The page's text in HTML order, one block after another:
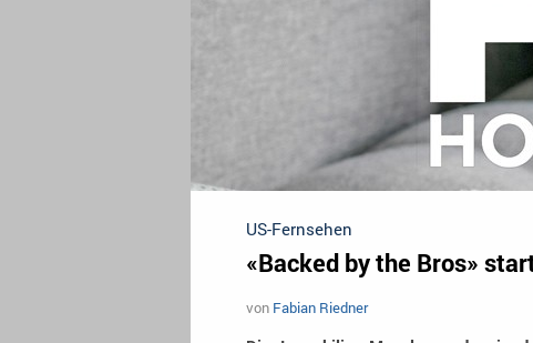
US-Fernsehen
«Backed by the Bros»
von Fabian Riedner